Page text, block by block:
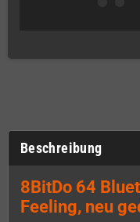
Beschreibung
8BitDo 64
Feeling, neu